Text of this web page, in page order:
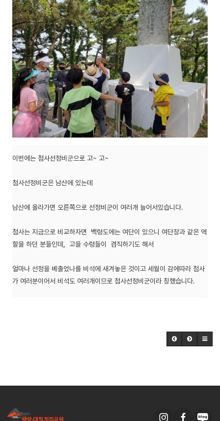
이번에는 첨사선정비군으로 고~ 고~
첨사선정비군은 남산에 있는데
남산에 올라가면 오른쪽으로 선정비군이 여러개 늘어서있습니다.
첨사는 지금으로 비교하자면 백령도에는 여단이 있으니 여단장과 같은 역
할을 하던 분들인데, 고을 수령들이 겸직하기도 해서
얼마나 선정을 베출었나를 비석에 새겨놓은 것이고 세월이 감에따라 첨사
가 여러분이어서 비석도 여러개이므로 첨사선정비군이라 칭했습니다.